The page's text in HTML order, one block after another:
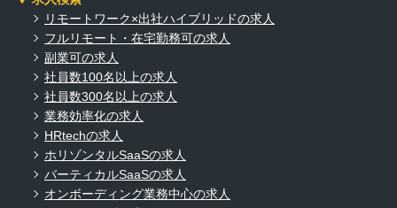
リモートワーク×出社ハイブリッドの求人
フルリモート・在宅勤務可の求人
副業可の求人
社員数100名以上の求人
社員数300名以上の求人
業務効率化の求人
HRtechの求人
ホリゾンタルSaaSの求人
バーティカルSaaSの求人
オンボーディング業務中心の求人